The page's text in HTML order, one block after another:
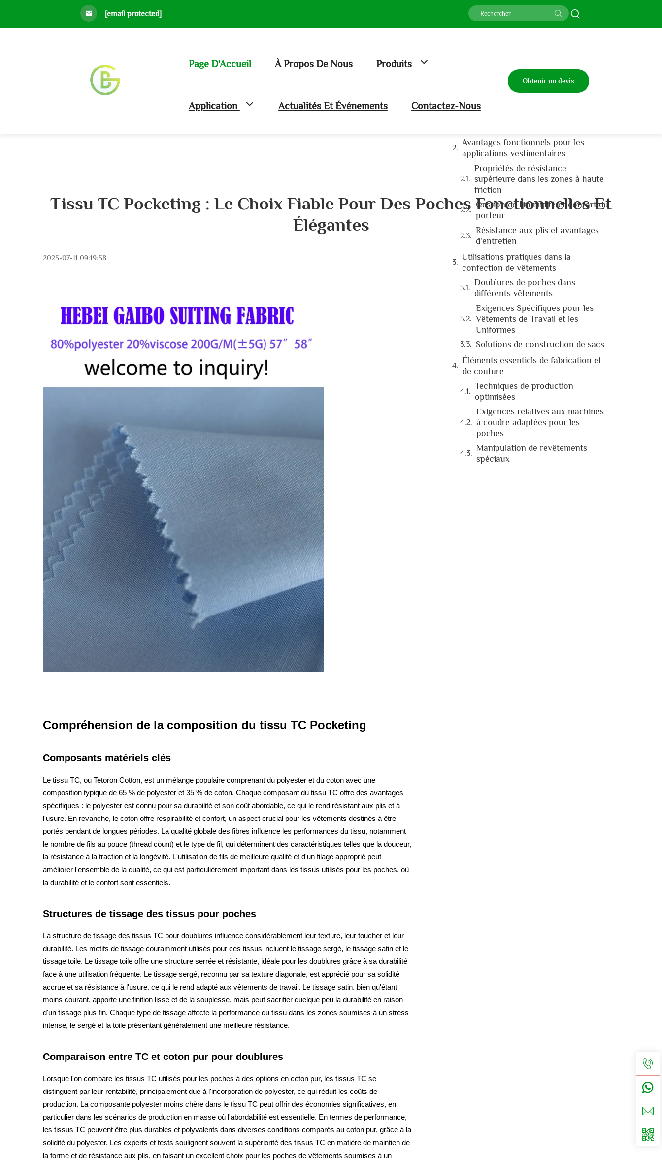
[email protected]
Page D'Accueil À Propos De Nous Produits
Application Actualités Et Événements Contactez-Nous
Obtenir un devis
Tissu TC Pocketing : Le Choix Fiable Pour Des Poches Fonctionnelles Et
Élégantes
2025-07-11 09:19:58
Compréhension de la composition du tissu TC Pocketing
Composants matériels clés
Le tissu TC, ou Tetoron Cotton, est un mélange populaire comprenant du polyester et du coton avec une
composition typique de 65 % de polyester et 35 % de coton. Chaque composant du tissu TC offre des avantages
spécifiques : le polyester est connu pour sa durabilité et son coût abordable, ce qui le rend résistant aux plis et à
l'usure. En revanche, le coton offre respirabilité et confort, un aspect crucial pour les vêtements destinés à être
portés pendant de longues périodes. La qualité globale des fibres influence les performances du tissu, notamment
le nombre de fils au pouce (thread count) et le type de fil, qui déterminent des caractéristiques telles que la douceur,
la résistance à la traction et la longévité. L'utilisation de fils de meilleure qualité et d'un filage approprié peut
améliorer l'ensemble de la qualité, ce qui est particulièrement important dans les tissus utilisés pour les poches, où
la durabilité et le confort sont essentiels.
Structures de tissage des tissus pour poches
La structure de tissage des tissus TC pour doublures influence considérablement leur texture, leur toucher et leur
durabilité. Les motifs de tissage couramment utilisés pour ces tissus incluent le tissage sergé, le tissage satin et le
tissage toile. Le tissage toile offre une structure serrée et résistante, idéale pour les doublures grâce à sa durabilité
face à une utilisation fréquente. Le tissage sergé, reconnu par sa texture diagonale, est apprécié pour sa solidité
accrue et sa résistance à l'usure, ce qui le rend adapté aux vêtements de travail. Le tissage satin, bien qu'étant
moins courant, apporte une finition lisse et de la souplesse, mais peut sacrifier quelque peu la durabilité en raison
d'un tissage plus fin. Chaque type de tissage affecte la performance du tissu dans les zones soumises à un stress
intense, le sergé et la toile présentant généralement une meilleure résistance.
Comparaison entre TC et coton pur pour doublures
Lorsque l'on compare les tissus TC utilisés pour les poches à des options en coton pur, les tissus TC se
distinguent par leur rentabilité, principalement due à l'incorporation de polyester, ce qui réduit les coûts de
production. La composante polyester moins chère dans le tissu TC peut offrir des économies significatives, en
particulier dans les scénarios de production en masse où l'abordabilité est essentielle. En termes de performance,
les tissus TC peuvent être plus durables et polyvalents dans diverses conditions comparés au coton pur, grâce à la
solidité du polyester. Les experts et tests soulignent souvent la supériorité des tissus TC en matière de maintien de
la forme et de résistance aux plis, en faisant un excellent choix pour les poches de vêtements soumises à un
Table des matières
Composants matériels clés
Structures de tissage des tissus
Avantages fonctionnels pour les
applications vestimentaires
Propriétés de résistance
supérieure dans les zones à haute
friction
Gestion de l'humidité et confort du
porteur
Résistance aux plis et avantages
d'entretien
Utilisations pratiques dans la
confection de vêtements
Doublures de poches dans
différents vêtements
Exigences Spécifiques pour les
Vêtements de Travail et les
Uniformes
Solutions de construction de sacs
Éléments essentiels de fabrication et
de couture
Techniques de production
optimisées
Exigences relatives aux machines
à coudre adaptées pour les
poches
Manipulation de revêtements
spéciaux